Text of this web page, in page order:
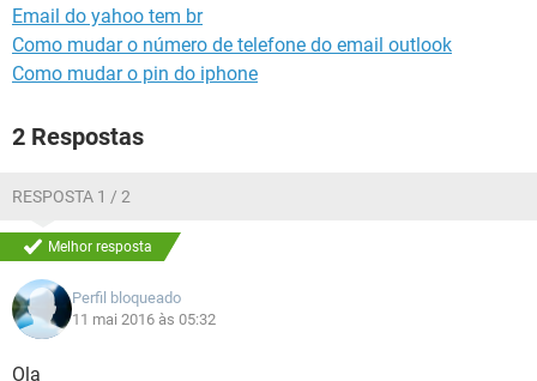
Email do yahoo tem br
Como mudar o número de telefone do email outlook
Como mudar o pin do iphone
2 Respostas
RESPOSTA 1 / 2
Melhor resposta
Perfil bloqueado
11 mai 2016 às 05:32
Ola